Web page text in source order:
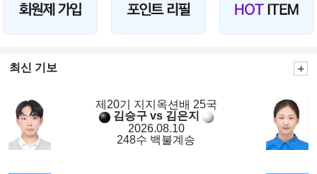
최신 기보
제20기 지지옥션배 25국
김승구 vs 김은지
2026.08.10
248수 백불계승